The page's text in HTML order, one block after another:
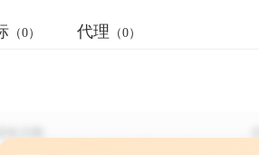
（0） 代理 （0）